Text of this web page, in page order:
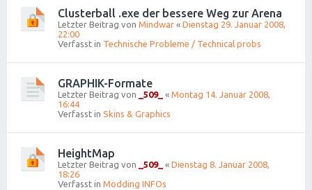
Clusterball .exe der bessere Weg zur Arena
Letzter Beitrag von Mindwar « Dienstag 29. Januar 2008,
22:00
Verfasst in Technische Probleme / Technical probs
GRAPHIK-Formate
Letzter Beitrag von _509_ « Montag 14. Januar 2008,
16:44
Verfasst in Skins & Graphics
HeightMap
Letzter Beitrag von _509_ « Dienstag 8. Januar 2008,
18:26
Verfasst in Modding INFOs